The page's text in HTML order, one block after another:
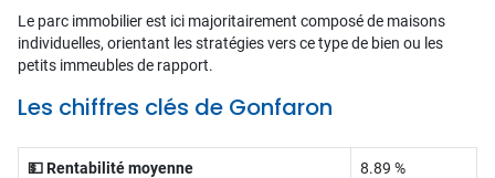
Le parc immobilier est ici majoritairement composé de maisons
individuelles, orientant les stratégies vers ce type de bien ou les
petits immeubles de rapport.
Les chiffres clés de Gonfaron
💵 Rentabilité moyenne 8.89 %